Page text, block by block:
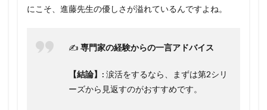
にこそ、進藤先生の優しさが溢れているんですよね。
✍️ 専門家の経験からの一言アドバイス
【結論】: 涙活をするなら、まずは第2シリ
ーズから見返すのがおすすめです。